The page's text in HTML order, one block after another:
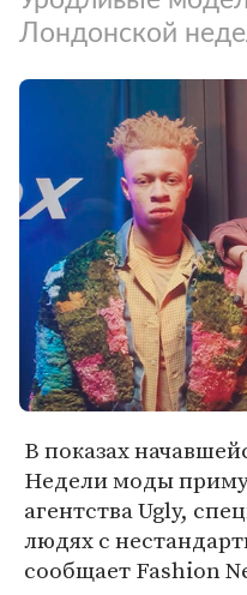
Лондонской
В показах
Недели моды
агентства Ugly,
людях с
сообщает Fashion